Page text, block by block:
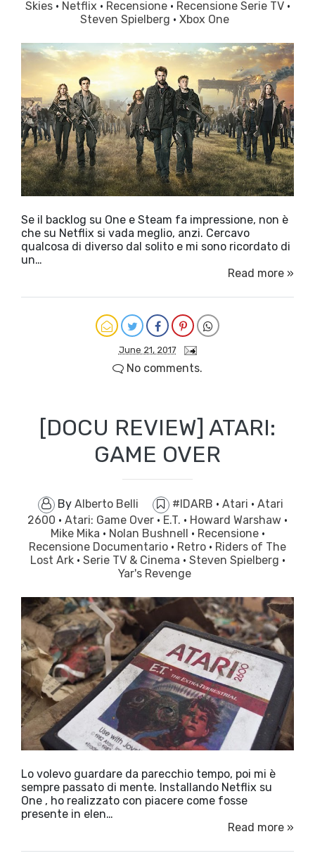
Skies · Netflix · Recensione · Recensione Serie TV ·
Steven Spielberg · Xbox One
Se il backlog su One e Steam fa impressione, non è
che su Netflix si vada meglio, anzi. Cercavo
qualcosa di diverso dal solito e mi sono ricordato di
un…
Read more »
June 21, 2017
No comments.
[DOCU REVIEW] ATARI:
GAME OVER
By Alberto Belli #IDARB · Atari · Atari
2600 · Atari: Game Over · E.T. · Howard Warshaw ·
Mike Mika · Nolan Bushnell · Recensione ·
Recensione Documentario · Retro · Riders of The
Lost Ark · Serie TV & Cinema · Steven Spielberg ·
Yar's Revenge
Lo volevo guardare da parecchio tempo, poi mi è
sempre passato di mente. Installando Netflix su
One , ho realizzato con piacere come fosse
presente in elen…
Read more »